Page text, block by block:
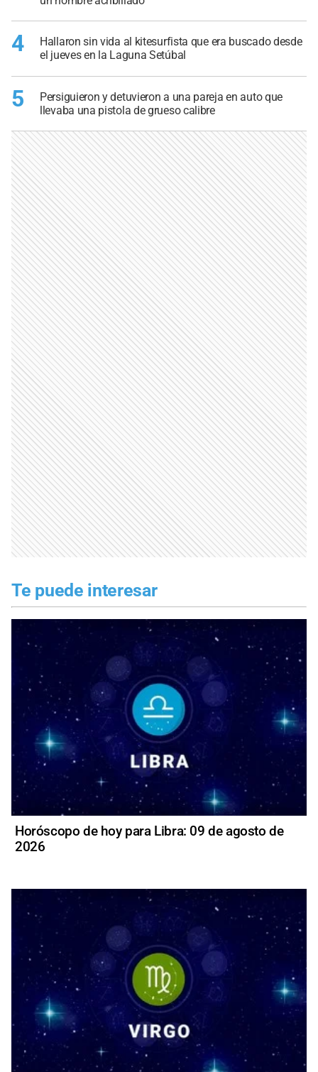
4
Hallaron sin vida al kitesurfista que era buscado desde
el jueves en la Laguna Setúbal
5
Persiguieron y detuvieron a una pareja en auto que
llevaba una pistola de grueso calibre
Te puede interesar
Horóscopo de hoy para Libra: 09 de agosto de
2026